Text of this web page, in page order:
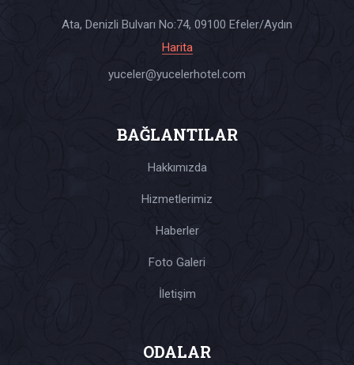
Ata, Denizli Bulvarı No:74, 09100 Efeler/Aydın
Harita
yuceler@yucelerhotel.com
BAĞLANTILAR
Hakkımızda
Hizmetlerimiz
Haberler
Foto Galeri
İletişim
ODALAR